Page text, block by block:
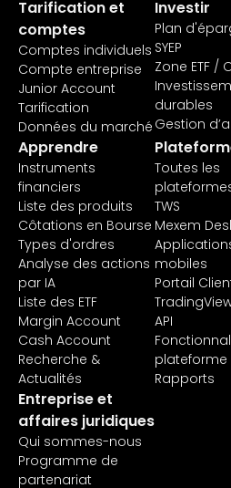
Données
en
temps
réel de
l'indice
STOXX
Prix des
temps réel et
de journée de
Deutsche
STOXX.
Marché
au
comptant
et indices
de la
Bourse de
Vienne
Données top
pour les
actions de la
de Vienne.
Marché
au
comptant
et indices
de la
Bourse de
pour les
Tarification et
comptes
Comptes individuels
Compte entreprise
Junior Account
Tarification
Données du marché
Investir
Plan
SYEP
Zone ETF /
durables
Gestion
Apprendre
Instruments
financiers
Liste des produits
Côtations en Bourse
Types d'ordres
Analyse des actions
par IA
Liste des ETF
Margin Account
Cash Account
Recherche &
Actualités
Toutes les
TWS
Mexem
mobiles
Portail
API
plateforme
Rapports
Entreprise et
affaires juridiques
Qui sommes-nous
Programme de
partenariat